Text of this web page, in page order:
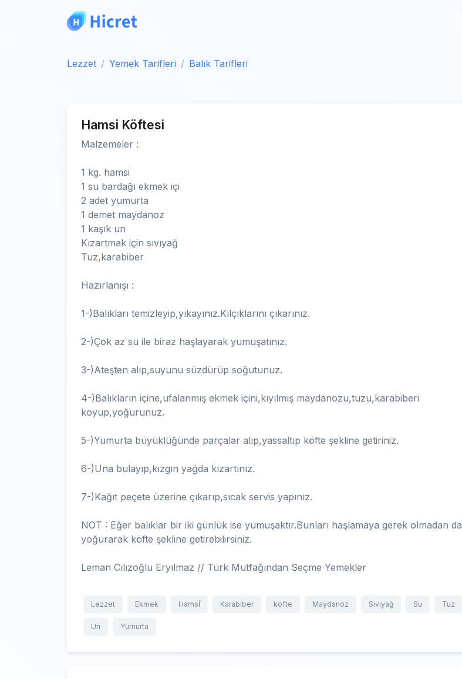
Lezzet Yemek Tarifleri Balık Tarifleri
Hamsi Köftesi
Malzemeler :
1 kg. hamsi
1 su bardağı ekmek içi
2 adet yumurta
1 demet maydanoz
1 kaşık un
Kızartmak için sıvıyağ
Tuz,karabiber
Hazırlanışı :
1-)Balıkları temizleyip,yıkayınız.Kılçıklarını çıkarınız.
2-)Çok az su ile biraz haşlayarak yumuşatınız.
3-)Ateşten alıp,suyunu süzdürüp soğutunuz.
4-)Balıkların içine,ufalanmış ekmek içini,kıyılmış maydanozu,tuzu,karabiberi
koyup,yoğurunuz.
5-)Yumurta büyüklüğünde parçalar alıp,yassaltıp köfte şekline getiriniz.
6-)Una bulayıp,kızgın yağda kızartınız.
7-)Kağıt peçete üzerine çıkarıp,sıcak servis yapınız.
NOT : Eğer balıklar bir iki günlük ise yumuşaktır.Bunları haşlamaya gerek olmadan da
yoğurarak köfte şekline getirebilirsiniz.
Leman Cılızoğlu Eryılmaz // Türk Mutfağından Seçme Yemekler
Lezzet Ekmek Hamsİ Karabiber köfte Maydanoz Sıvıyağ Su Tuz
Un Yumurta